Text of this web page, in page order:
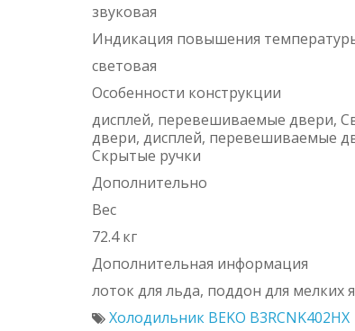
звуковая
Индикация повышения
световая
Особенности конструкции
дисплей, перевешиваемые двери,
двери, дисплей, перевешиваемые
Скрытые ручки
Дополнительно
Вес
72.4 кг
Дополнительная информация
лоток для льда, поддон для мелких
Холодильник BEKO B3RCNK402HX